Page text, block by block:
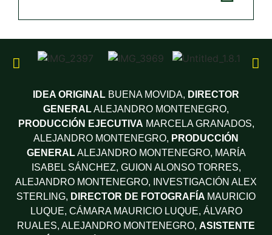
IDEA ORIGINAL BUENA MOVIDA, DIRECTOR
GENERALALEJANDRO MONTENEGRO,
PRODUCCIÓN EJECUTIVA MARCELA GRANADOS,
ALEJANDRO MONTENEGRO, PRODUCCIÓN
GENERALALEJANDRO MONTENEGRO, MARÍA
ISABEL SÁNCHEZ, GUION ALONSO TORRES,
ALEJANDRO MONTENEGRO,
INVESTIGACIÓN ALEX
STERLING, DIRECTOR DE FOTOGRAFÍA MAURICIO
LUQUE, CÁMARAMAURICIO LUQUE, ÁLVARO
RUALES, ALEJANDRO MONTENEGRO, ASISTENTE